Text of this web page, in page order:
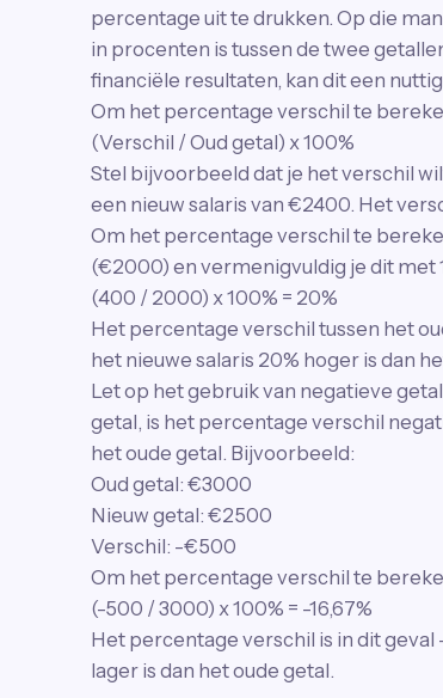
percentage uit te drukken. Op die
in procenten is tussen de twee
financiële resultaten, kan dit een
Om het percentage verschil te
(Verschil / Oud getal) x 100%
Stel bijvoorbeeld dat je het verschil
een nieuw salaris van €2400. Het
Om het percentage verschil te
(€2000) en vermenigvuldig je dit met
(400 / 2000) x 100% = 20%
Het percentage verschil tussen het
het nieuwe salaris 20% hoger is dan
Let op het gebruik van negatieve
getal, is het percentage verschil
het oude getal. Bijvoorbeeld:
Oud getal: €3000
Nieuw getal: €2500
Verschil: -€500
Om het percentage verschil te
(-500 / 3000) x 100% = -16,67%
Het percentage verschil is in dit geval
lager is dan het oude getal.